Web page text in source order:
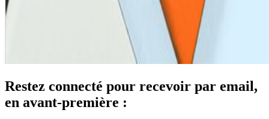
Restez connecté pour recevoir par email,
en avant-première :